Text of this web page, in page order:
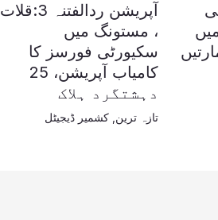
آپریشن ردالفتنہ 3:قلات
، مستونگ میں
سکیورٹی فورسز کا
کامیاب آپریشن، 25
دہشتگرد ہلاک
تازہ ترین ,کشمیر ڈیجیٹل